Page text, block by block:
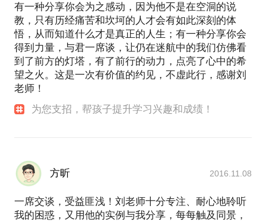
有一种分享你会为之感动，因为他不是在空洞的说
教，只有历经痛苦和坎坷的人才会有如此深刻的体
悟，从而知道什么才是真正的人生；有一种分享你会
得到力量，与君一席谈，让仍在迷航中的我们仿佛看
到了前方的灯塔，有了前行的动力，点亮了心中的希
望之火。这是一次有价值的约见，不虚此行，感谢刘
老师！
为您支招，帮孩子提升学习兴趣和成绩！
方昕 2016.11.08
一席交谈，受益匪浅！刘老师十分专注、耐心地聆听
我的困惑，又用他的实例与我分享，每每触及同景，